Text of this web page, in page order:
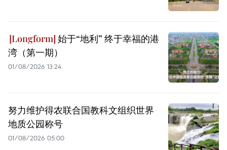
始于“地利” 终于幸福的港
湾（第一期）
01/08/2026 13:24
努力维护得农联合国教科文组织世界
地质公园称号
01/08/2026 05:00